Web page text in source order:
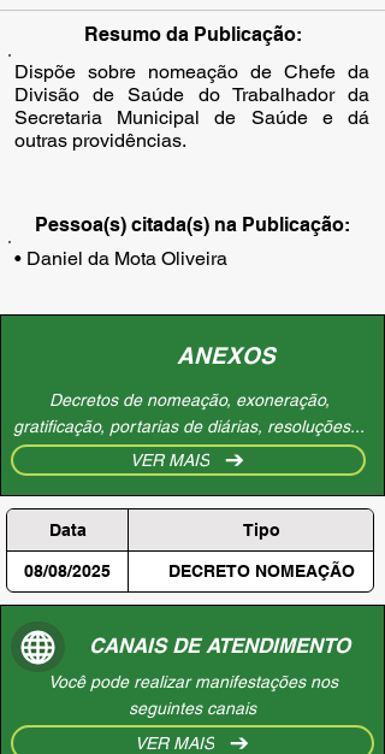
Resumo da Publicação:
Dispõe sobre nomeação de Chefe da
Divisão de Saúde do Trabalhador da
Secretaria Municipal de Saúde e dá
outras providências.
Pessoa(s) citada(s) na Publicação:
• Daniel da Mota Oliveira
ANEXOS
Decretos de nomeação, exoneração,
gratificação, portarias de diárias, resoluções...
VER MAIS
Data Tipo
08/08/2025 DECRETO NOMEAÇÃO
CANAIS DE ATENDIMENTO
Você pode realizar manifestações nos
seguintes canais
VER MAIS